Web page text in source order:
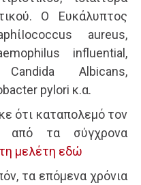
Ο Ευκάλυπτος
aureus,
influential,
Albicans,
pylori κ.α.
ότι καταπολεμό τον
από τα σύγχρονα
μελέτη εδώ
τα επόμενα χρόνια